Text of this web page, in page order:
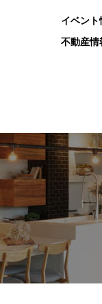
イベント
不動産情